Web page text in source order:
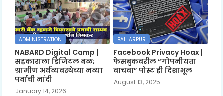
ADMINISTRATION
NABARD Digital Camp |
सहकाराला डिजिटल बळ;
ग्रामीण अर्थव्यवस्थेच्या नव्या
पर्वाची नांदी
January 14, 2026
BALLARPUR
Facebook Privacy Hoax |
फेसबुकवरील “गोपनीयता
वाचवा” पोस्ट ही दिशाभूल
August 13, 2025